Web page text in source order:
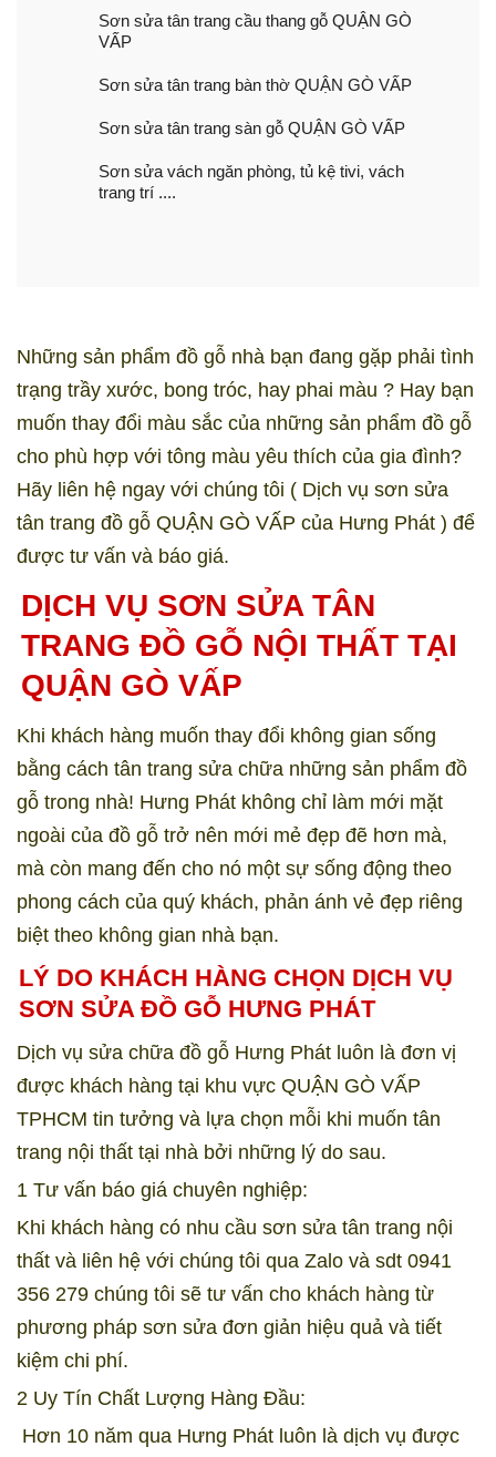
Sơn sửa tân trang cầu thang gỗ QUẬN GÒ
VẤP
Sơn sửa tân trang bàn thờ QUẬN GÒ VẤP
Sơn sửa tân trang sàn gỗ QUẬN GÒ VẤP
Sơn sửa vách ngăn phòng, tủ kệ tivi, vách
trang trí ....
Những sản phẩm đồ gỗ nhà bạn đang gặp phải tình
trạng trầy xước, bong tróc, hay phai màu ? Hay bạn
muốn thay đổi màu sắc của những sản phẩm đồ gỗ
cho phù hợp với tông màu yêu thích của gia đình?
Hãy liên hệ ngay với chúng tôi ( Dịch vụ sơn sửa
tân trang đồ gỗ QUẬN GÒ VẤP của Hưng Phát ) để
được tư vấn và báo giá.
DỊCH VỤ SƠN SỬA TÂN
TRANG ĐỒ GỖ NỘI THẤT TẠI
QUẬN GÒ VẤP
Khi khách hàng muốn thay đổi không gian sống
bằng cách tân trang sửa chữa những sản phẩm đồ
gỗ trong nhà! Hưng Phát không chỉ làm mới mặt
ngoài của đồ gỗ trở nên mới mẻ đẹp đẽ hơn mà,
mà còn mang đến cho nó một sự sống động theo
phong cách của quý khách, phản ánh vẻ đẹp riêng
biệt theo không gian nhà bạn.
LÝ DO KHÁCH HÀNG CHỌN DỊCH VỤ
SƠN SỬA ĐỒ GỖ HƯNG PHÁT
Dịch vụ sửa chữa đồ gỗ Hưng Phát luôn là đơn vị
được khách hàng tại khu vực QUẬN GÒ VẤP
TPHCM tin tưởng và lựa chọn mỗi khi muốn tân
trang nội thất tại nhà bởi những lý do sau.
1 Tư vấn báo giá chuyên nghiệp:
Khi khách hàng có nhu cầu sơn sửa tân trang nội
thất và liên hệ với chúng tôi qua Zalo và sdt 0941
356 279 chúng tôi sẽ tư vấn cho khách hàng từ
phương pháp sơn sửa đơn giản hiệu quả và tiết
kiệm chi phí.
2 Uy Tín Chất Lượng Hàng Đầu:
Hơn 10 năm qua Hưng Phát luôn là dịch vụ được